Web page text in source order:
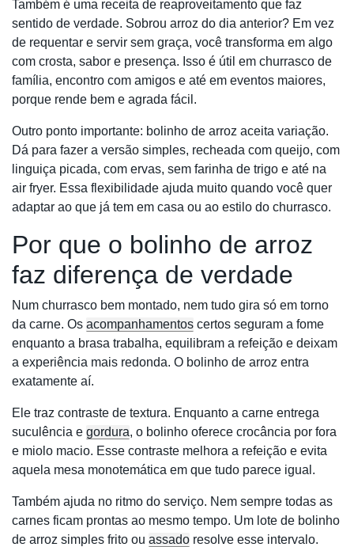
Também é uma receita de reaproveitamento que faz
sentido de verdade. Sobrou arroz do dia anterior? Em vez
de requentar e servir sem graça, você transforma em algo
com crosta, sabor e presença. Isso é útil em churrasco de
família, encontro com amigos e até em eventos maiores,
porque rende bem e agrada fácil.
Outro ponto importante: bolinho de arroz aceita variação.
Dá para fazer a versão simples, recheada com queijo, com
linguiça picada, com ervas, sem farinha de trigo e até na
air fryer. Essa flexibilidade ajuda muito quando você quer
adaptar ao que já tem em casa ou ao estilo do churrasco.
Por que o bolinho de arroz
faz diferença de verdade
Num churrasco bem montado, nem tudo gira só em torno
da carne. Os acompanhamentos certos seguram a fome
enquanto a brasa trabalha, equilibram a refeição e deixam
a experiência mais redonda. O bolinho de arroz entra
exatamente aí.
Ele traz contraste de textura. Enquanto a carne entrega
suculência e gordura, o bolinho oferece crocância por fora
e miolo macio. Esse contraste melhora a refeição e evita
aquela mesa monotemática em que tudo parece igual.
Também ajuda no ritmo do serviço. Nem sempre todas as
carnes ficam prontas ao mesmo tempo. Um lote de bolinho
de arroz simples frito ou assado resolve esse intervalo.